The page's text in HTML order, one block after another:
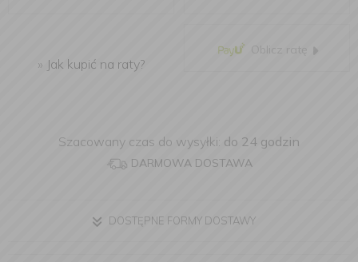
» Jak kupić na raty?
Szacowany czas do wysyłki: do 24 godzin
DARMOWA DOSTAWA
DOSTĘPNE FORMY DOSTAWY